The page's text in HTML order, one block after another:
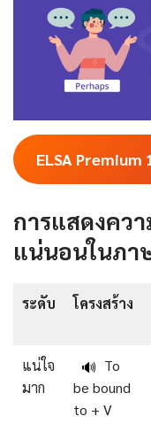
ELSA Premium
การแสดงคว
แน่นอนในภา
ระดับ โครงสร้าง
แน่ใจ
มาก
🔊 To
be bound
to + V